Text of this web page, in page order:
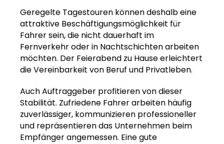
Geregelte Tagestouren können deshalb eine
attraktive Beschäftigungsmöglichkeit für
Fahrer sein, die nicht dauerhaft im
Fernverkehr oder in Nachtschichten arbeiten
möchten. Der Feierabend zu Hause erleichtert
die Vereinbarkeit von Beruf und Privatleben.
Auch Auftraggeber profitieren von dieser
Stabilität. Zufriedene Fahrer arbeiten häufig
zuverlässiger, kommunizieren professioneller
und repräsentieren das Unternehmen beim
Empfänger angemessen. Eine gute